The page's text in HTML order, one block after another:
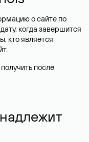
о сайте по
когда завершится
кто является
после